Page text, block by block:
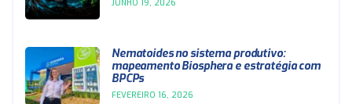
JUNHO 19, 2026
Nematoides no sistema produtivo:
mapeamento Biosphera e estratégia com
BPCPs
FEVEREIRO 16, 2026